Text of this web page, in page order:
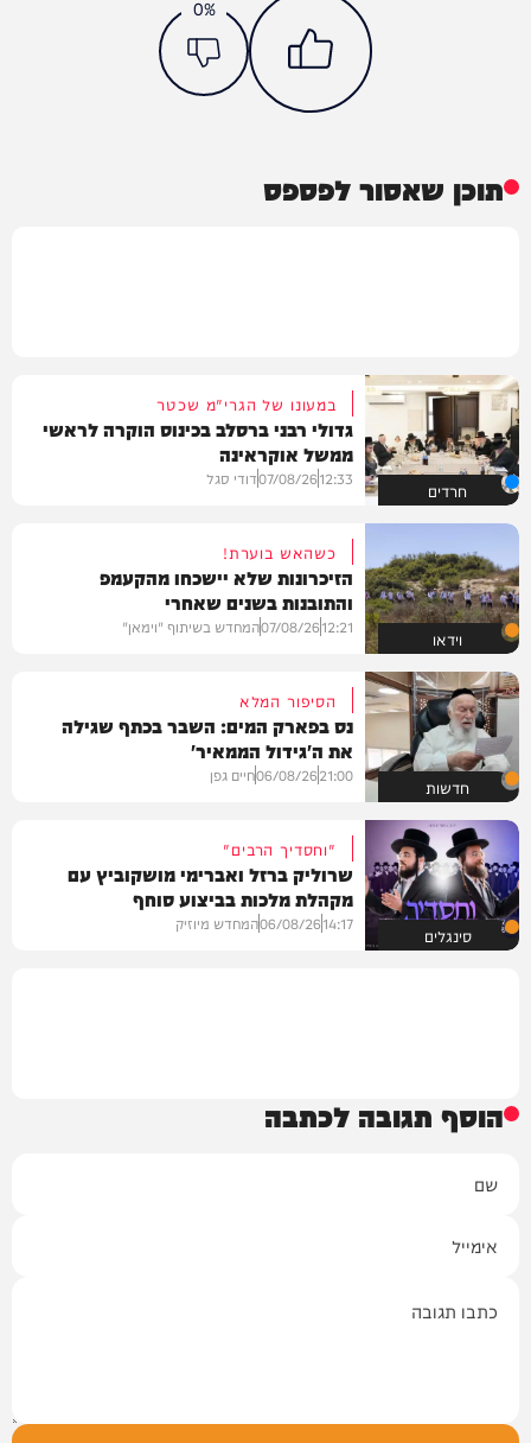
0%
תוכן שאסור לפספס
חרדים
במעונו של הגרי"מ שכטר
גדולי רבני ברסלב בכינוס הוקרה לראשי
ממשל אוקראינה
12:33
07/08/26דודי סגל
וידאו
כשהאש בוערת!
הזיכרונות שלא יישכחו מהקעמפ
והתובנות בשנים שאחרי
12:21
07/08/26המחדש בשיתוף "וימאן"
חדשות
הסיפור המלא
נס בפארק המים: השבר בכתף שגילה
את ה'גידול הממאיר'
21:00
06/08/26חיים גפן
סינגלים
"וחסדיך הרבים"
שרוליק ברזל ואברימי מושקוביץ עם
מקהלת מלכות בביצוע סוחף
14:17
06/08/26המחדש מיוזיק
הוסף תגובה לכתבה